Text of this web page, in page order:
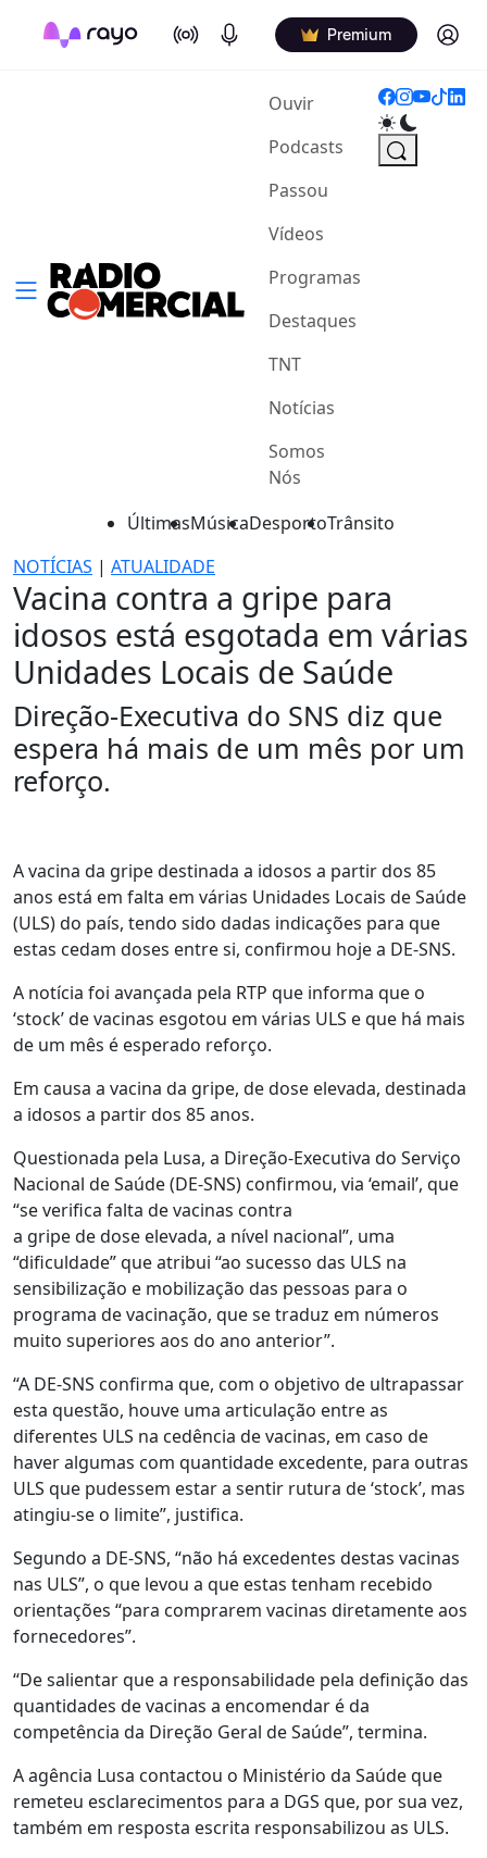
On Air Podcasts Premium Log in
Ouvir(current)
Podcasts
Passou
Vídeos
Programas
Destaques
TNT
Notícias
Somos
Nós
ÚltimasMúsicaDesportoTrânsito
NOTÍCIAS | ATUALIDADE
Vacina contra a gripe para
idosos está esgotada em várias
Unidades Locais de Saúde
Direção-Executiva do SNS diz que
espera há mais de um mês por um
reforço.
A vacina da gripe destinada a idosos a partir dos 85
anos está em falta em várias Unidades Locais de Saúde
(ULS) do país, tendo sido dadas indicações para que
estas cedam doses entre si, confirmou hoje a DE-SNS.
A notícia foi avançada pela RTP que informa que o
‘stock’ de vacinas esgotou em várias ULS e que há mais
de um mês é esperado reforço.
Em causa a vacina da gripe, de dose elevada, destinada
a idosos a partir dos 85 anos.
Questionada pela Lusa, a Direção-Executiva do Serviço
Nacional de Saúde (DE-SNS) confirmou, via ‘email’, que
“se verifica falta de vacinas contra
a gripe de dose elevada, a nível nacional”, uma
“dificuldade” que atribui “ao sucesso das ULS na
sensibilização e mobilização das pessoas para o
programa de vacinação, que se traduz em números
muito superiores aos do ano anterior”.
“A DE-SNS confirma que, com o objetivo de ultrapassar
esta questão, houve uma articulação entre as
diferentes ULS na cedência de vacinas, em caso de
haver algumas com quantidade excedente, para outras
ULS que pudessem estar a sentir rutura de ‘stock’, mas
atingiu-se o limite”, justifica.
Segundo a DE-SNS, “não há excedentes destas vacinas
nas ULS”, o que levou a que estas tenham recebido
orientações “para comprarem vacinas diretamente aos
fornecedores”.
“De salientar que a responsabilidade pela definição das
quantidades de vacinas a encomendar é da
competência da Direção Geral de Saúde”, termina.
A agência Lusa contactou o Ministério da Saúde que
remeteu esclarecimentos para a DGS que, por sua vez,
também em resposta escrita responsabilizou as ULS.